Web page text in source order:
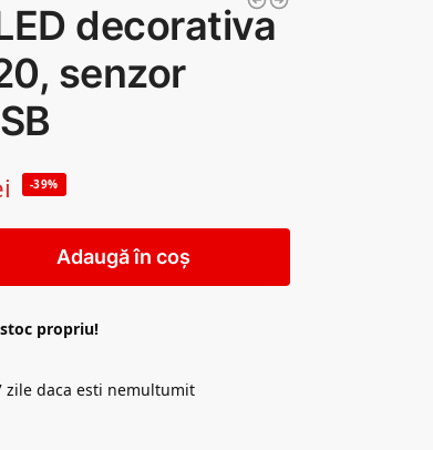
decorativa
senzor
-39%
Adaugă în coș
propriu!
zile daca esti nemultumit